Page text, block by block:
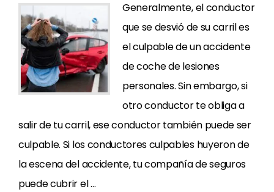
Generalmente, el conductor
que se desvió de su carril es
el culpable de un accidente
de coche de lesiones
personales. Sin embargo, si
otro conductor te obliga a
salir de tu carril, ese conductor también puede ser
culpable. Si los conductores culpables huyeron de
la escena del accidente, tu compañía de seguros
puede cubrir el …